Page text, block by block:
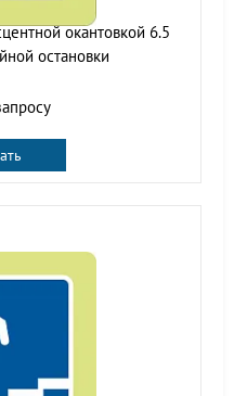
окантовкой 6.5
остановки